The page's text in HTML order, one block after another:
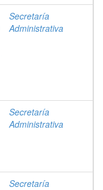
Secretaría
Administrativa
Secretaría
Administrativa
Secretaría